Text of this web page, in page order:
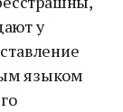
у
языком